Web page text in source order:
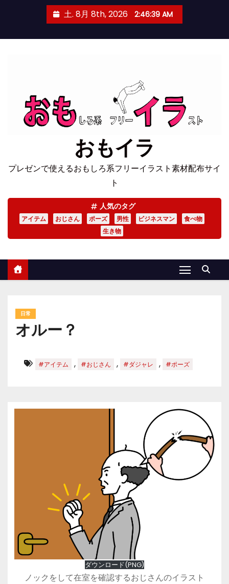
土. 8月 8th, 2026 2:46:39 AM
おもイラ
プレゼンで使えるおもしろ系フリーイラスト素材配布サイ
ト
人気のタグ
アイテム おじさん ポーズ 男性 ビジネスマン
食べ物
生き物
日常
オルー？
#アイテム , #おじさん , #ダジャレ , #ポーズ
ダウンロード(PNG)
ノックをして在室を確認するおじさんのイラスト